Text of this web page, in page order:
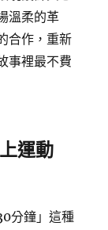
溫柔的革
合作，重新
事裡最不費
運動
分鐘」這種